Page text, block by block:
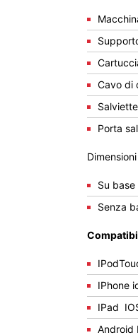
Cavo di
Porta
Su
Senza
IPhone
IPad
Android